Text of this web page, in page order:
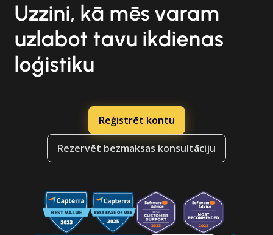
Uzzini, kā mēs varam
uzlabot tavu ikdienas
loģistiku
Reģistrēt kontu
Rezervēt bezmaksas konsultāciju